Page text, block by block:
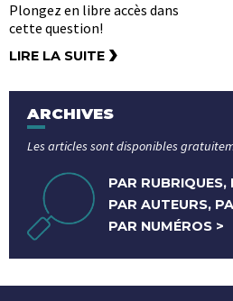
Plongez en libre accès dans
cette question!
LIRE LA SUITE ›
ARCHIVES
Les articles sont disponibles
PAR
PAR AUTEURS,
PAR NUMÉROS >